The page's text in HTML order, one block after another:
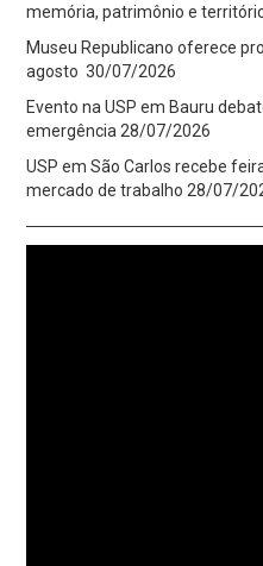
memória, patrimônio e
Museu Republicano oferece
agosto 30/07/2026
Evento na USP em Bauru
emergência 28/07/2026
USP em São Carlos recebe
mercado de trabalho 28/07/